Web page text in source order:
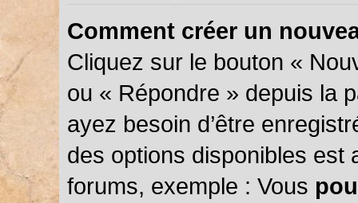
Comment créer un
Cliquez sur le bouton «
ou « Répondre » depuis la
ayez besoin d’être
des options disponibles est
forums, exemple : Vous